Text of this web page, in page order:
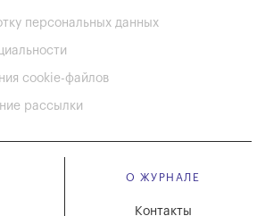
персональных данных
cookie-файлов
рассылки
О ЖУРНАЛЕ
Контакты